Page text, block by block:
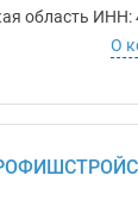
область ИНН:
О